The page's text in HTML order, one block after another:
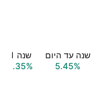
שנה עד היום
5.45%
שנה ‎1‎
7.35%